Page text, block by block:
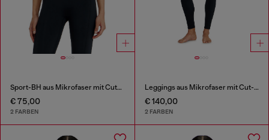
Sport-BH aus Mikrofaser mit Cut-off-Logo
€ 75,00
2 FARBEN
Leggings aus Mikrofaser mit Cut-off-Logo
€ 140,00
2 FARBEN